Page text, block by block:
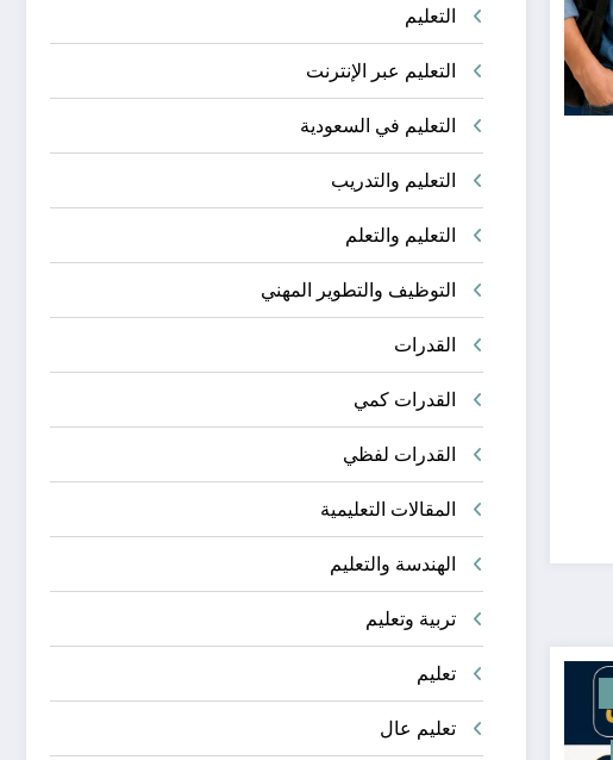
التعليم
التعليم عبر الإنترنت
التعليم في السعودية
التعليم والتدريب
التعليم والتعلم
التوظيف والتطوير المهني
القدرات
القدرات كمي
القدرات لفظي
المقالات التعليمية
الهندسة والتعليم
تربية وتعليم
تعليم
تعليم عال